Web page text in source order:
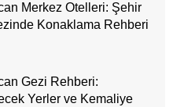
Merkez Otelleri: Şehir
Konaklama Rehberi
Gezi Rehberi:
Yerler ve Kemaliye